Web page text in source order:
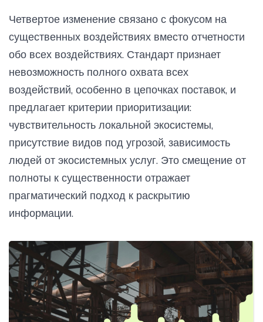
Четвертое изменение связано с фокусом на
существенных воздействиях вместо отчетности
обо всех воздействиях. Стандарт признает
невозможность полного охвата всех
воздействий, особенно в цепочках поставок, и
предлагает критерии приоритизации:
чувствительность локальной экосистемы,
присутствие видов под угрозой, зависимость
людей от экосистемных услуг. Это смещение от
полноты к существенности отражает
прагматический подход к раскрытию
информации.